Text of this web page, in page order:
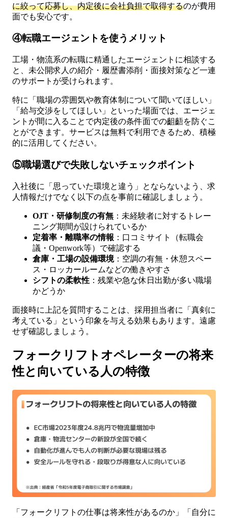
に絞って応募し、内定後に会社負担で取得するのが費用
面でも安心です。
④転職エージェントを使うメリット
工場・物流系の転職に精通したエージェントに相談する
と、未公開求人の紹介・履歴書添削・面接対策など一連
のサポートが受けられます。
特に「職場の雰囲気や教育体制について聞いてほしい」
「給与交渉をしてほしい」といった場面では、エージェ
ントが間に入ることで内定後の条件面での齟齬を防ぐこ
とができます。サービスは無料で利用できるため、積極
的に活用してください。
⑤職場選びで失敗しないチェックポイント
入社後に「思っていた環境と違う」とならないよう、求
人情報だけでなく以下の点を事前に確認しましょう。
OJT・研修制度の有無 ：未経験者に対するトレー
ニング期間が設けられているか
定着率・離職率の情報 ：口コミサイト（転職会
議・Openwork等）で確認する
倉庫・工場の設備環境：空調の有無・休憩スペー
ス・ロッカールームなどの働きやすさ
シフトの柔軟性 ：残業や急な休日出勤が多い職場
かどうか
面接時に上記を質問することは、採用担当者に「真剣に
考えている」という印象を与える効果もあります。遠慮
せず確認しましょう。
フォークリフトオペレーターの将来
性と向いている人の特徴
「フォークリフトの仕事は将来性があるのか」「自分に